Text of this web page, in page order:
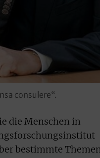
consulere“.
die Menschen in
bestimmte